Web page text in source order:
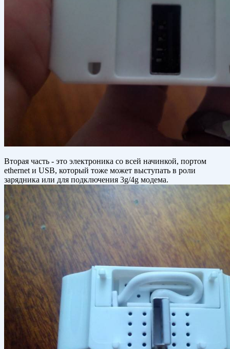
Вторая часть - это электроника со всей начинкой, портом
ethernet и USB, который тоже может выступать в роли
зарядника или для подключения 3g/4g модема.